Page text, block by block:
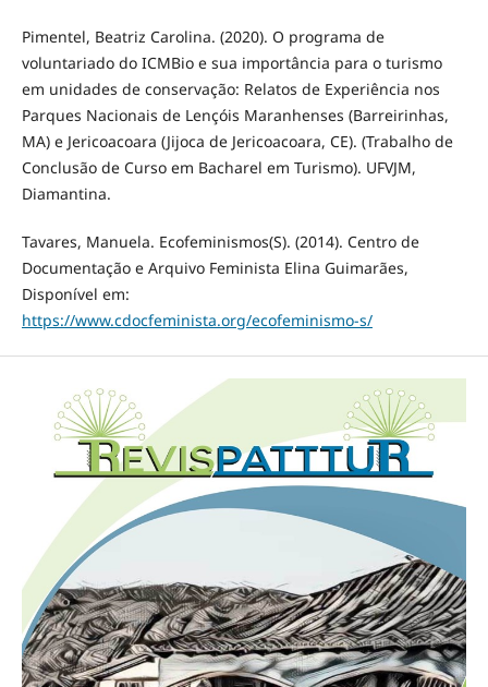
Pimentel, Beatriz Carolina. (2020). O programa de
voluntariado do ICMBio e sua importância para o turismo
em unidades de conservação: Relatos de Experiência nos
Parques Nacionais de Lençóis Maranhenses (Barreirinhas,
MA) e Jericoacoara (Jijoca de Jericoacoara, CE). (Trabalho de
Conclusão de Curso em Bacharel em Turismo). UFVJM,
Diamantina.
Tavares, Manuela. Ecofeminismos(S). (2014). Centro de
Documentação e Arquivo Feminista Elina Guimarães,
Disponível em:
https://www.cdocfeminista.org/ecofeminismo-s/